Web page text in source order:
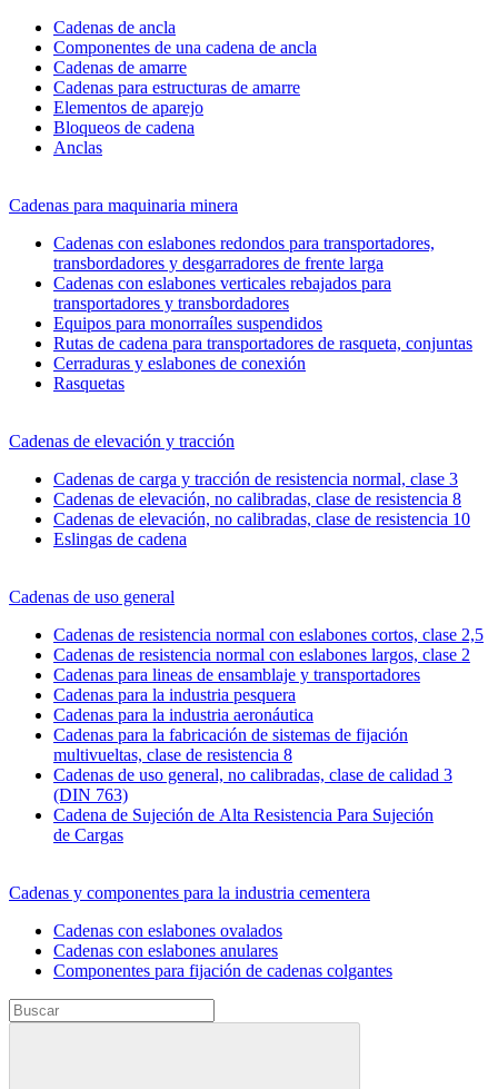
Cadenas de ancla
Componentes de una cadena de ancla
Cadenas de amarre
Cadenas para estructuras de amarre
Elementos de aparejo
Bloqueos de cadena
Anclas
Cadenas para maquinaria minera
Cadenas con eslabones redondos para transportadores,
transbordadores y desgarradores de frente larga
Cadenas con eslabones verticales rebajados para
transportadores y transbordadores
Equipos para monorraíles suspendidos
Rutas de cadena para transportadores de rasqueta, conjuntas
Cerraduras y eslabones de conexión
Rasquetas
Cadenas de elevación y tracción
Cadenas de carga y tracción de resistencia normal, clase 3
Cadenas de elevación, no calibradas, clase de resistencia 8
Cadenas de elevación, no calibradas, clase de resistencia 10
Eslingas de cadena
Cadenas de uso general
Cadenas de resistencia normal con eslabones cortos, clase 2,5
Cadenas de resistencia normal con eslabones largos, clase 2
Cadenas para lineas de ensamblaje y transportadores
Cadenas para la industria pesquera
Cadenas para la industria aeronáutica
Cadenas para la fabricación de sistemas de fijación
multivueltas, clase de resistencia 8
Cadenas de uso general, no calibradas, clase de calidad 3
(DIN 763)
Cadena de Sujeción de Alta Resistencia Para Sujeción
de Cargas
Cadenas y componentes para la industria cementera
Cadenas con eslabones ovalados
Cadenas con eslabones anulares
Componentes para fijación de cadenas colgantes